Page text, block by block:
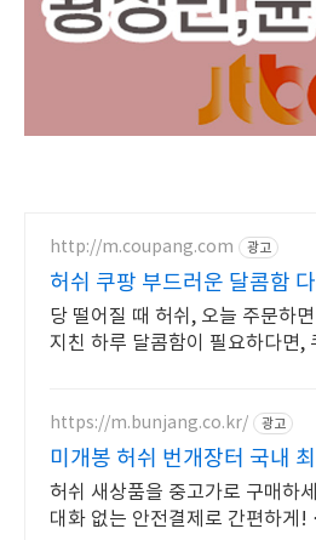
http://m.coupang.com 광고
허쉬 쿠팡 부드러운 달콤함
당 떨어질 때 허쉬, 오늘 주문하
지친 하루 달콤함이 필요하다면,
https://m.bunjang.co.kr/ 광고
미개봉 허쉬 번개장터 국내
브랜드 중고거래
허쉬 새상품을 중고가로 구매하
대화 없는 안전결제로 간편하게!